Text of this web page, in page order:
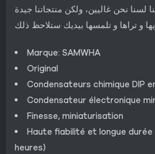
لسنا نحن غاليين، ولكن منتجاتنا جيدة
و تراها و تلمسها بيديك ستلاحظ ذلك
Marque: SAMWHA
Original
Condensateurs chimique DIP
Condensateur électronique
Finesse, miniaturisation
Haute fiabilité et longue
heures)